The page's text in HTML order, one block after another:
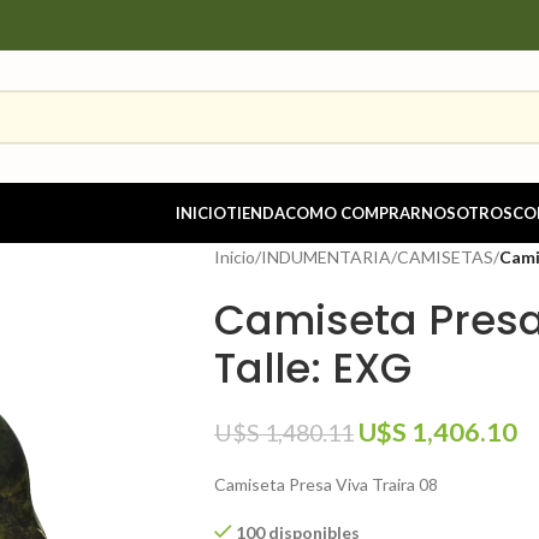
INICIOTIENDACOMO COMPRARNOSOTROS
Inicio/INDUMENTARIA/CAMISETAS/
Camiseta
Talle: EXG
U$S1,480.11 U$S 1,406.10
Camiseta Presa Viva Traira 08
100 disponibles